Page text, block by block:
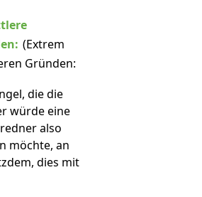
(Extrem
Gründen:
die die
würde eine
also
möchte, an
dies mit